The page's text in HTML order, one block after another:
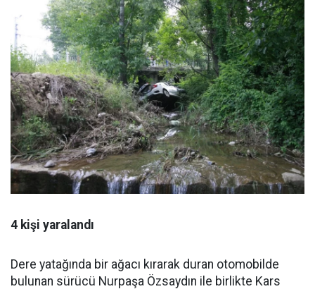
4 kişi yaralandı
Dere yatağında bir ağacı kırarak duran otomobilde
bulunan sürücü Nurpaşa Özsaydın ile birlikte Kars